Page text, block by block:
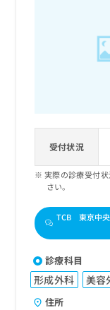
受付状況
実際の診療受付
さい。
TCB 東京中
診療科目
形成外科 美容
住所